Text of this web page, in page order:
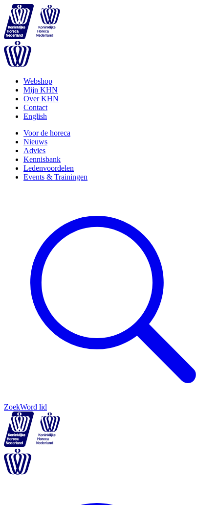
Webshop
Mijn KHN
Over KHN
Contact
English
Voor de horeca
Nieuws
Advies
Kennisbank
Ledenvoordelen
Events & Trainingen
ZoekWord lid